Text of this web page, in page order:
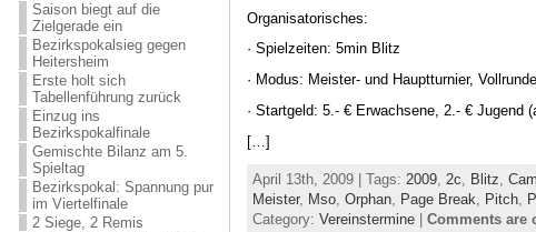
Saison biegt auf die
Zielgerade ein
Bezirkspokalsieg gegen
Heitersheim
Erste holt sich
Tabellenführung zurück
Einzug ins
Bezirkspokalfinale
Gemischte Bilanz am 5.
Spieltag
Bezirkspokal: Spannung pur
im Viertelfinale
2 Siege, 2 Remis
Organisatorisches:
· Spielzeiten: 5min Blitz
· Modus: Meister- und Hauptturnier,
· Startgeld: 5.- € Erwachsene, 2.- € Jugend
[…]
April 13th, 2009 | Tags: 2009, 2c Blitz
Meister, Mso, Orphan, Page Break Pitch,
Category: Vereinstermine| Comments are